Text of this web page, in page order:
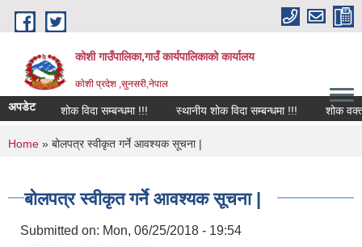
Skip to main content
कोशी गाउँपालिका,गाउँ कार्यपालिकाको कार्यालय
काेशी प्रदेश ,सुनसरी,नेपाल
अपडेट शोक विदा सम्बन्धमा !!! स्थानीय शोक विदा सम्बन्धमा !!! शोक वक्तव्य
You are here
Home » बोलपत्र स्वीकृत गर्ने आवश्यक सूचना |
बोलपत्र स्वीकृत गर्ने आवश्यक सूचना |
Submitted on: Mon, 06/25/2018 - 19:54